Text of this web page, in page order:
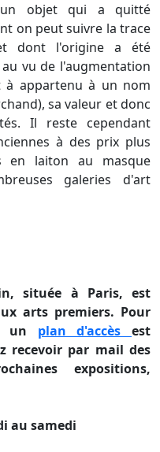
un objet qui a quitté
on peut suivre la trace
dont l'origine a été
vu de l'augmentation
à appartenu à un nom
sa valeur et donc
Il reste cependant
à des prix plus
en laiton au masque
galeries d'art
située à Paris, est
arts premiers. Pour
un plan d'accès est
recevoir par mail des
expositions,
au samedi